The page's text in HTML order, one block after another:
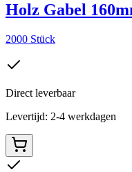
Holz Gabel
2000 Stück
Direct leverbaar
Levertijd: 2-4 werkdagen